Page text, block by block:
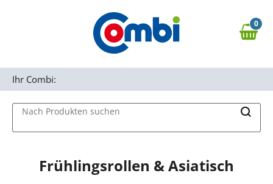
Zur Navigation springen
0,00 €
0
Nach Produkten suchen
Ihr Combi:
Frühlingsrollen & Asiatisch